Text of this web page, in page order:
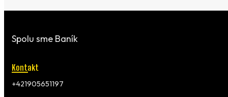
Spolu sme Baník
Kontakt
+421905651197